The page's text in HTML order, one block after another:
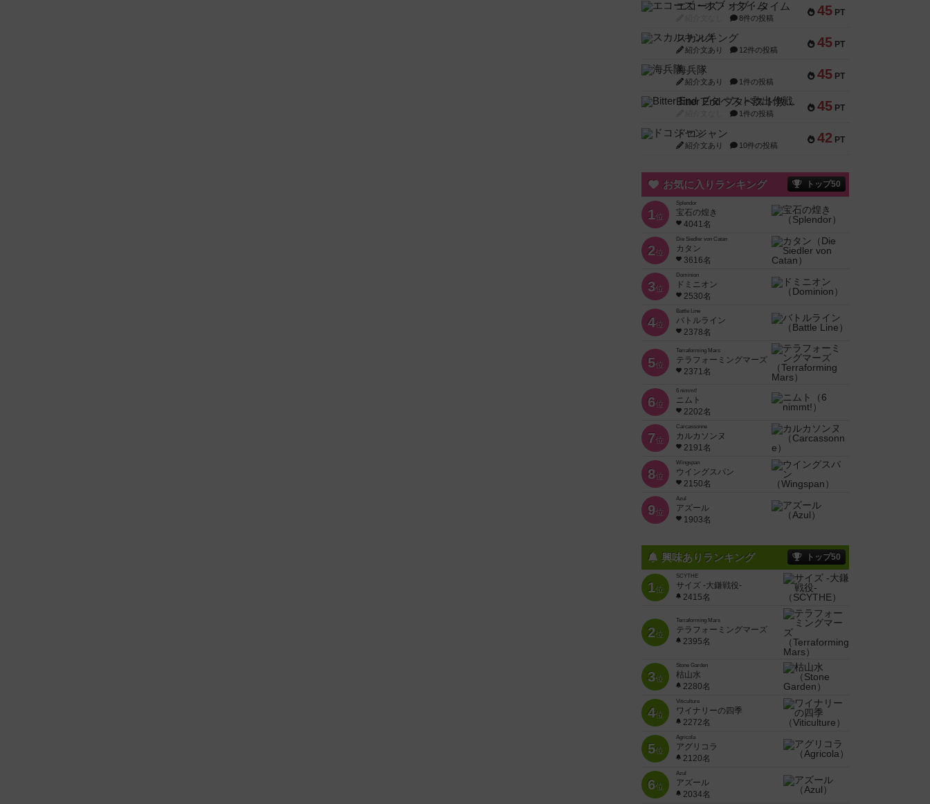
45 PT
エコーズ・オブ・タイム
8件の投稿
45 PT
スカルキング
紹介文あり 12件の投稿
45 PT
海兵隊
紹介文あり 1件の投稿
45 PT
Bitter End ブタペスト救出作戦
1件の投稿
42 PT
ドコジャン
紹介文あり 10件の投稿
お気に入りランキング トップ50
1位
Splendor
宝石の煌き
4041名
2位
Die Siedler von Catan
カタン
3616名
3位
Dominion
ドミニオン
2530名
4位
Battle Line
バトルライン
2378名
5位
Terraforming Mars
テラフォーミングマーズ
2371名
6位
6 nimmt!
ニムト
2202名
7位
Carcassonne
カルカソンヌ
2191名
8位
Wingspan
ウイングスパン
2150名
9位
Azul
アズール
1903名
興味ありランキング トップ50
1位
SCYTHE
サイズ -大鎌戦役-
2415名
2位
Terraforming Mars
テラフォーミングマーズ
2395名
3位
Stone Garden
枯山水
2280名
4位
Viticulture
ワイナリーの四季
2272名
5位
Agricola
アグリコラ
2120名
6位
Azul
アズール
2034名